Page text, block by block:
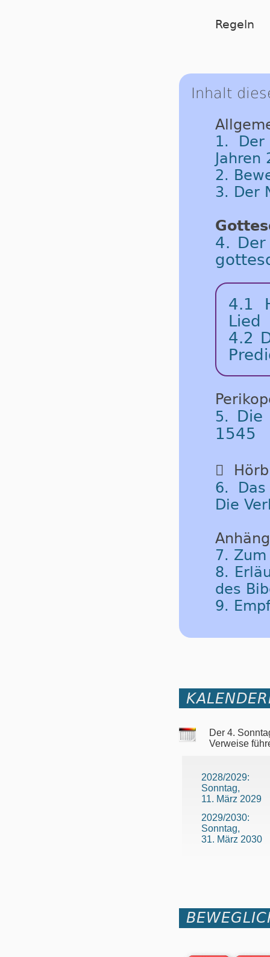
Regeln
Inhalt
1. Der
2.
3. Der
4.
4.1
Lied
4.2
5. Die
1545

6.
Die
7.
8.
des
9.
Der 4.
Verweise
2028/2029:
Sonntag,
11. März 2029
2029/2030:
Sonntag,
31. März 2030